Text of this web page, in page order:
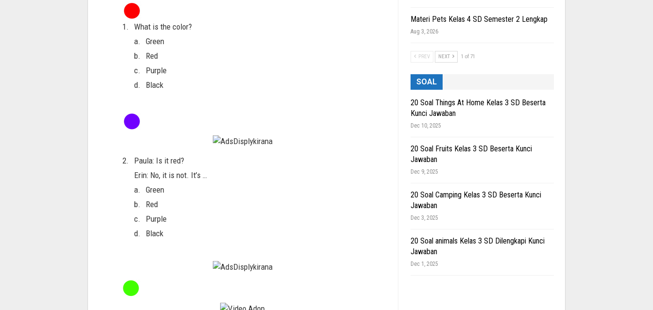
1.
What is the color?
a.
Green
b.
Red
c.
Purple
d.
Black
2.
Paula: Is it red?
Erin: No, it is not. It’s …
a.
Green
b.
Red
c.
Purple
d.
Black
Materi Pets Kelas 4 SD Semester 2 Lengkap
Aug 3, 2026
PREV NEXT 1 of 71
SOAL
20 Soal Things At Home Kelas 3 SD Beserta
Kunci Jawaban
Dec 10, 2025
20 Soal Fruits Kelas 3 SD Beserta Kunci
Jawaban
Dec 9, 2025
20 Soal Camping Kelas 3 SD Beserta Kunci
Jawaban
Dec 3, 2025
20 Soal animals Kelas 3 SD Dilengkapi Kunci
Jawaban
Dec 1, 2025